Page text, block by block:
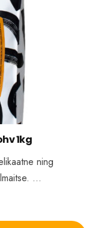
1kg
ning
…